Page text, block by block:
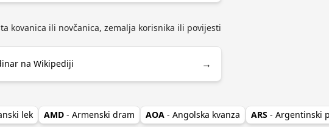
kovanica ili novčanica, zemalja korisnika ili povijesti
na Wikipediji →
lek AMD - Armenski dram AOA - Angolska kvanza ARS - Argentinski